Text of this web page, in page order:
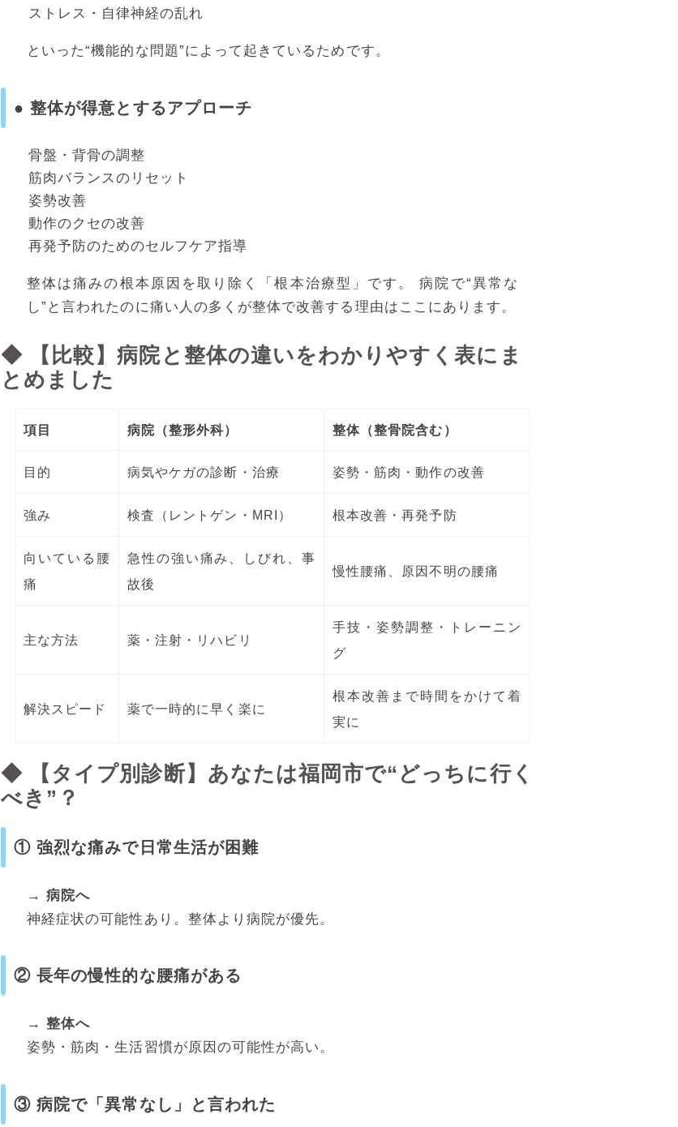
ストレス・自律神経の乱れ
といった“機能的な問題”によって起きているためです。
● 整体が得意とするアプローチ
骨盤・背骨の調整
筋肉バランスのリセット
姿勢改善
動作のクセの改善
再発予防のためのセルフケア指導
整体は痛みの根本原因を取り除く「根本治療型」です。 病院で“異常な
し”と言われたのに痛い人の多くが整体で改善する理由はここにあります。
◆ 【比較】病院と整体の違いをわかりやすく表にま
とめました
項目 病院（整形外科） 整体（整骨院含む）
目的 病気やケガの診断・治療 姿勢・筋肉・動作の改善
強み 検査（レントゲン・MRI） 根本改善・再発予防
向いている腰
痛
急性の強い痛み、しびれ、事
故後
慢性腰痛、原因不明の腰痛
主な方法 薬・注射・リハビリ
手技・姿勢調整・トレーニン
グ
解決スピード 薬で一時的に早く楽に
根本改善まで時間をかけて着
実に
◆ 【タイプ別診断】あなたは福岡市で“どっちに行く
べき”？
① 強烈な痛みで日常生活が困難
→ 病院へ
神経症状の可能性あり。整体より病院が優先。
② 長年の慢性的な腰痛がある
→ 整体へ
姿勢・筋肉・生活習慣が原因の可能性が高い。
③ 病院で「異常なし」と言われた